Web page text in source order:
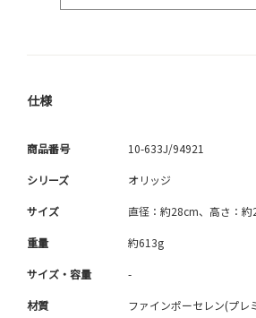
仕様
商品番号 10-633J/94921
シリーズ オリッジ
サイズ 直径：約28cm、高さ：約
重量 約613g
サイズ・容量 -
材質 ファインポーセレン(プレ